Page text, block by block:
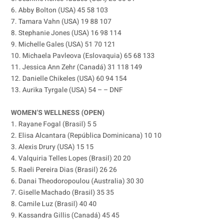
6. Abby Bolton (USA) 45 58 103
7. Tamara Vahn (USA) 19 88 107
8. Stephanie Jones (USA) 16 98 114
9. Michelle Gales (USA) 51 70 121
10. Michaela Pavleova (Eslovaquia) 65 68 133
11. Jessica Ann Zehr (Canadá) 31 118 149
12. Danielle Chikeles (USA) 60 94 154
13. Aurika Tyrgale (USA) 54 – – DNF
WOMEN’S WELLNESS (OPEN)
1. Rayane Fogal (Brasil) 5 5
2. Elisa Alcantara (República Dominicana) 10 10
3. Alexis Drury (USA) 15 15
4. Valquiria Telles Lopes (Brasil) 20 20
5. Raeli Pereira Dias (Brasil) 26 26
6. Danai Theodoropoulou (Australia) 30 30
7. Giselle Machado (Brasil) 35 35
8. Camile Luz (Brasil) 40 40
9. Kassandra Gillis (Canadá) 45 45